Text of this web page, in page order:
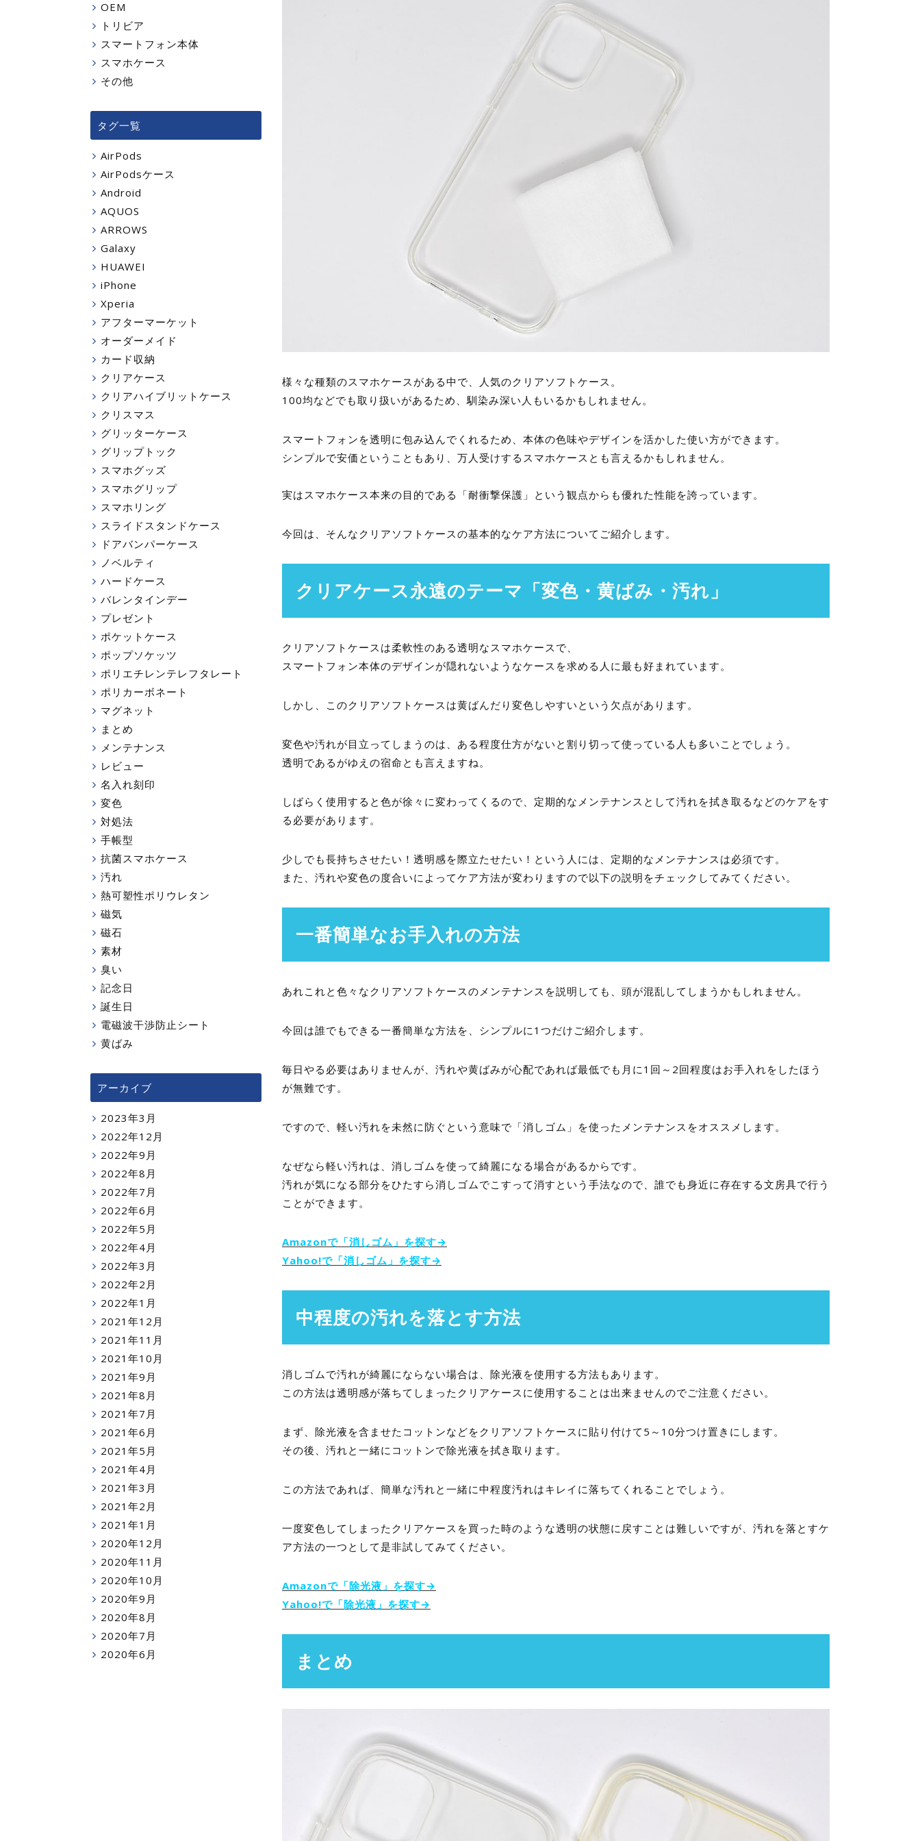
様々な種類のスマホケースがある中で、人気のクリアソフトケース。
100均などでも取り扱いがあるため、馴染み深い人もいるかもしれません。
スマートフォンを透明に包み込んでくれるため、本体の色味やデザインを活かした使い方ができます。
シンプルで安価ということもあり、万人受けするスマホケースとも言えるかもしれません。
実はスマホケース本来の目的である「耐衝撃保護」という観点からも優れた性能を誇っています。
今回は、そんなクリアソフトケースの基本的なケア方法についてご紹介します。
クリアケース永遠のテーマ「変色・黄ばみ・汚れ」
クリアソフトケースは柔軟性のある透明なスマホケースで、
スマートフォン本体のデザインが隠れないようなケースを求める人に最も好まれています。
しかし、このクリアソフトケースは黄ばんだり変色しやすいという欠点があります。
変色や汚れが目立ってしまうのは、ある程度仕方がないと割り切って使っている人も多いことでしょう。
透明であるがゆえの宿命とも言えますね。
しばらく使用すると色が徐々に変わってくるので、定期的なメンテナンスとして汚れを拭き取るなどのケアをす
る必要があります。
少しでも長持ちさせたい！透明感を際立たせたい！という人には、定期的なメンテナンスは必須です。
また、汚れや変色の度合いによってケア方法が変わりますので以下の説明をチェックしてみてください。
一番簡単なお手入れの方法
あれこれと色々なクリアソフトケースのメンテナンスを説明しても、頭が混乱してしまうかもしれません。
今回は誰でもできる一番簡単な方法を、シンプルに1つだけご紹介します。
毎日やる必要はありませんが、汚れや黄ばみが心配であれば最低でも月に1回～2回程度はお手入れをしたほう
が無難です。
ですので、軽い汚れを未然に防ぐという意味で「消しゴム」を使ったメンテナンスをオススメします。
なぜなら軽い汚れは、消しゴムを使って綺麗になる場合があるからです。
汚れが気になる部分をひたすら消しゴムでこすって消すという手法なので、誰でも身近に存在する文房具で行う
ことができます。
Amazonで「消しゴム」を探す→
Yahoo!で「消しゴム」を探す→
中程度の汚れを落とす方法
消しゴムで汚れが綺麗にならない場合は、除光液を使用する方法もあります。
この方法は透明感が落ちてしまったクリアケースに使用することは出来ませんのでご注意ください。
まず、除光液を含ませたコットンなどをクリアソフトケースに貼り付けて5～10分つけ置きにします。
その後、汚れと一緒にコットンで除光液を拭き取ります。
この方法であれば、簡単な汚れと一緒に中程度汚れはキレイに落ちてくれることでしょう。
一度変色してしまったクリアケースを買った時のような透明の状態に戻すことは難しいですが、汚れを落とすケ
ア方法の一つとして是非試してみてください。
Amazonで「除光液」を探す→
Yahoo!で「除光液」を探す→
まとめ
OEM
トリビア
スマートフォン本体
スマホケース
その他
タグ一覧
AirPods
AirPodsケース
Android
AQUOS
ARROWS
Galaxy
HUAWEI
iPhone
Xperia
アフターマーケット
オーダーメイド
カード収納
クリアケース
クリアハイブリットケース
クリスマス
グリッターケース
グリップトック
スマホグッズ
スマホグリップ
スマホリング
スライドスタンドケース
ドアバンパーケース
ノベルティ
ハードケース
バレンタインデー
プレゼント
ポケットケース
ポップソケッツ
ポリエチレンテレフタレート
ポリカーボネート
マグネット
まとめ
メンテナンス
レビュー
名入れ刻印
変色
対処法
手帳型
抗菌スマホケース
汚れ
熱可塑性ポリウレタン
磁気
磁石
素材
臭い
記念日
誕生日
電磁波干渉防止シート
黄ばみ
アーカイブ
2023年3月
2022年12月
2022年9月
2022年8月
2022年7月
2022年6月
2022年5月
2022年4月
2022年3月
2022年2月
2022年1月
2021年12月
2021年11月
2021年10月
2021年9月
2021年8月
2021年7月
2021年6月
2021年5月
2021年4月
2021年3月
2021年2月
2021年1月
2020年12月
2020年11月
2020年10月
2020年9月
2020年8月
2020年7月
2020年6月